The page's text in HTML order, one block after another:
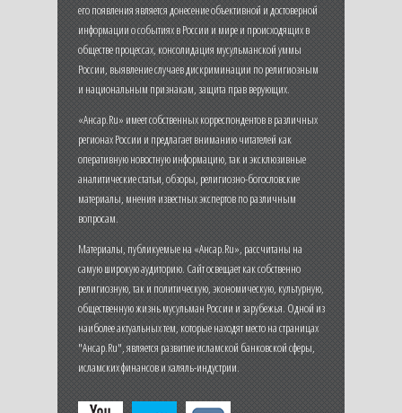
его появления является донесение объективной и достоверной
информации о событиях в России и мире и происходящих в
обществе процессах, консолидация мусульманской уммы
России, выявление случаев дискриминации по религиозным
и национальным признакам, защита прав верующих.
«Ансар.Ru» имеет собственных корреспондентов в различных
регионах России и предлагает вниманию читателей как
оперативную новостную информацию, так и эксклюзивные
аналитические статьи, обзоры, религиозно-богословские
материалы, мнения известных экспертов по различным
вопросам.
Материалы, публикуемые на «Ансар.Ru», рассчитаны на
самую широкую аудиторию. Сайт освещает как собственно
религиозную, так и политическую, экономическую, культурную,
общественную жизнь мусульман России и зарубежья. Одной из
наиболее актуальных тем, которые находят место на страницах
"Ансар.Ru", является развитие исламской банковской сферы,
исламских финансов и халяль-индустрии.